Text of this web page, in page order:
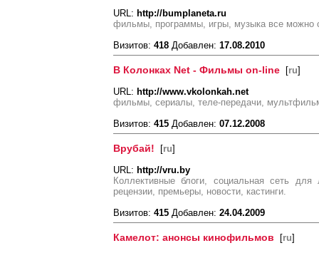
URL: http://bumplaneta.ru
фильмы, программы, игры, музыка все можно
Визитов: 418 Добавлен: 17.08.2010
В Колонках Net - Фильмы on-line [ru]
URL: http://www.vkolonkah.net
фильмы, сериалы, теле-передачи,
Визитов: 415 Добавлен: 07.12.2008
Врубай! [ru]
URL: http://vru.by
Коллективные блоги, социальная сеть
рецензии, премьеры, новости, кастинги.
Визитов: 415 Добавлен: 24.04.2009
Камелот: анонсы кинофильмов [ru]